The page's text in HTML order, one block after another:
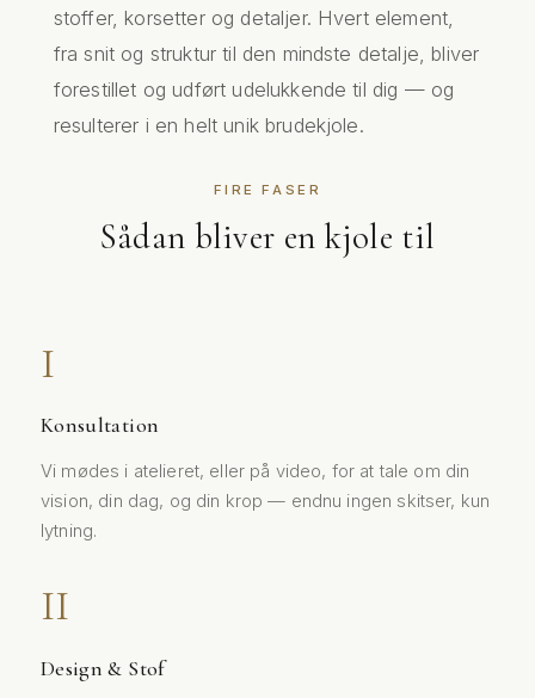
stoffer, korsetter og detaljer. Hvert element,
fra snit og struktur til den mindste detalje, bliver
forestillet og udført udelukkende til dig — og
resulterer i en helt unik brudekjole.
FIRE FASER
Sådan bliver en kjole til
Konsultation
Vi mødes i atelieret, eller på video, for at tale om din
vision, din dag, og din krop — endnu ingen skitser, kun
lytning.
Design & Stof